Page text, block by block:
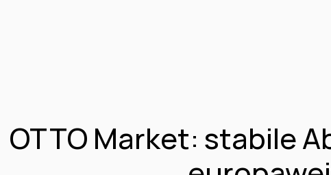
Market: stabile